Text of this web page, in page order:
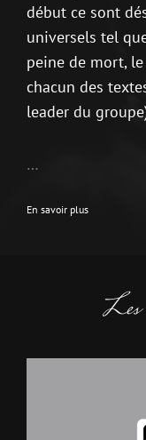
début ce sont
universels tel
peine de mort,
chacun des
leader du
…
En savoir plus
Les